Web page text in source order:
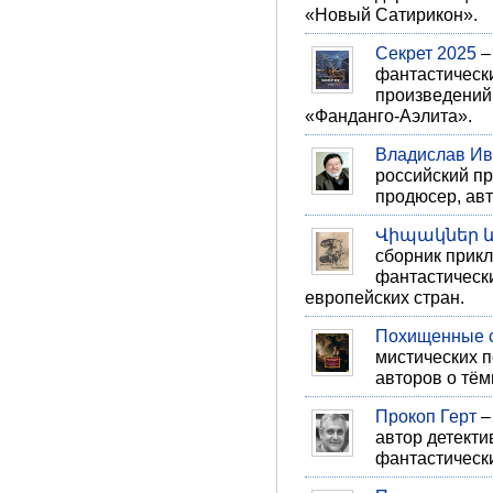
«Новый Сатирикон».
Секрет 2025
«Фанданго-Аэлита».
Владислав
российский
продюсер,
Վիպակներ
сборник
европейских стран.
Похищенные
мистических
авторов о
Прокоп Герт
автор